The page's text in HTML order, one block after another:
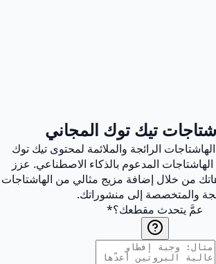
تيك توك المجاني
الرائجة والملائمة لمحتوى تيك توك
المدعوم بالذكاء الاصطناعي. عزز
من خلال إضافة مزيج مثالي من الهاشتاجات
والمتخصصة إلى منشوراتك.
عمَّ يتحدث مقطعك؟*